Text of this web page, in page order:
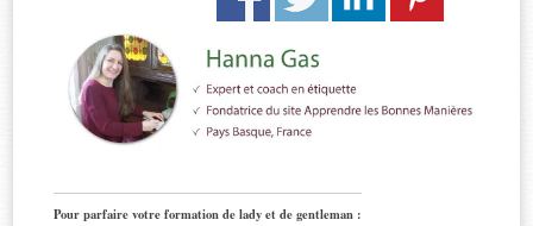
Pour parfaire votre formation de lady et de gentleman :